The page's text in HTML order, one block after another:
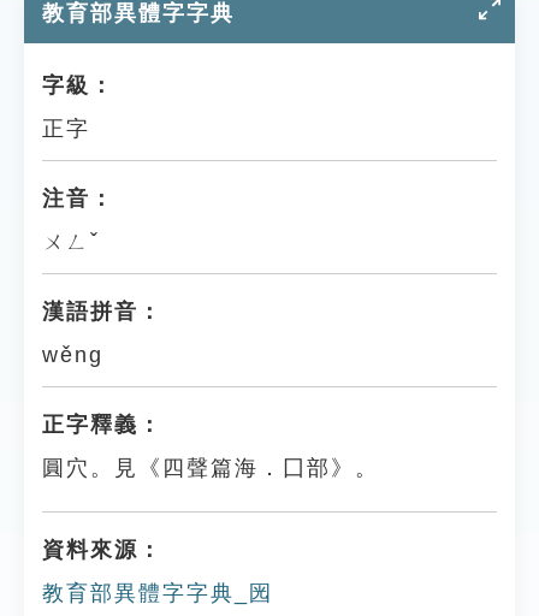
貓頭鷹博士
教育部異體字字典
字級：
正字
注音：
ㄨㄥˇ
漢語拼音：
wěng
正字釋義：
圓穴。見《四聲篇海．囗部》。
資料來源：
教育部異體字字典_㘢